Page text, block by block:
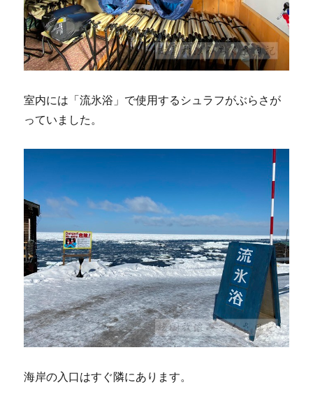
室内には「流氷浴」で使用するシュラフがぶらさが
っていました。
海岸の入口はすぐ隣にあります。